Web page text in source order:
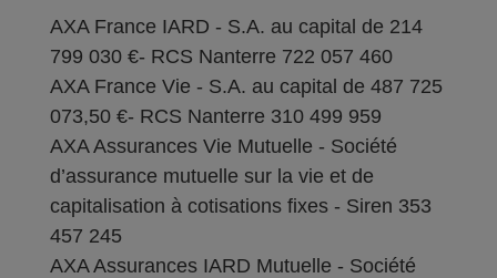
AXA France IARD - S.A. au capital de 214
799 030 €- RCS Nanterre 722 057 460
AXA France Vie - S.A. au capital de 487 725
073,50 €- RCS Nanterre 310 499 959
AXA Assurances Vie Mutuelle - Société
d’assurance mutuelle sur la vie et de
capitalisation à cotisations fixes - Siren 353
457 245
AXA Assurances IARD Mutuelle - Société